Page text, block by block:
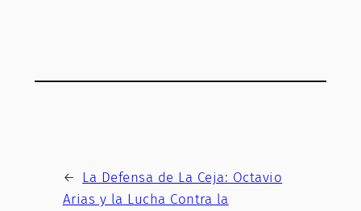
← La Defensa de La Ceja: Octavio
Arias y la Lucha Contra la